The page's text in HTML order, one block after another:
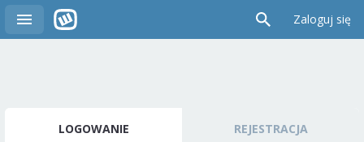
Zaloguj się
LOGOWANIE REJESTRACJA